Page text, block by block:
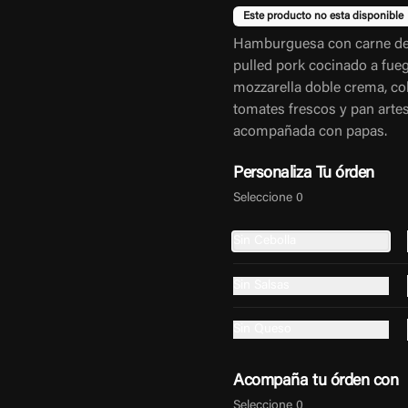
Este producto no esta disponible
Hamburguesa con carne
pulled pork cocinado a
mozzarella doble crema,
tomates frescos y pan
acompañada con papas.
Personaliza Tu órden
Seleccione 0
Acompaña tu órden con